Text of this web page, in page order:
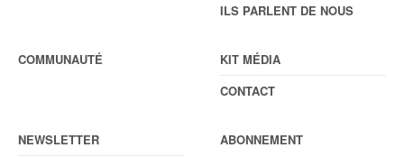
ILS PARLENT DE NOUS
COMMUNAUTÉ
KIT MÉDIA
CONTACT
NEWSLETTER ABONNEMENT